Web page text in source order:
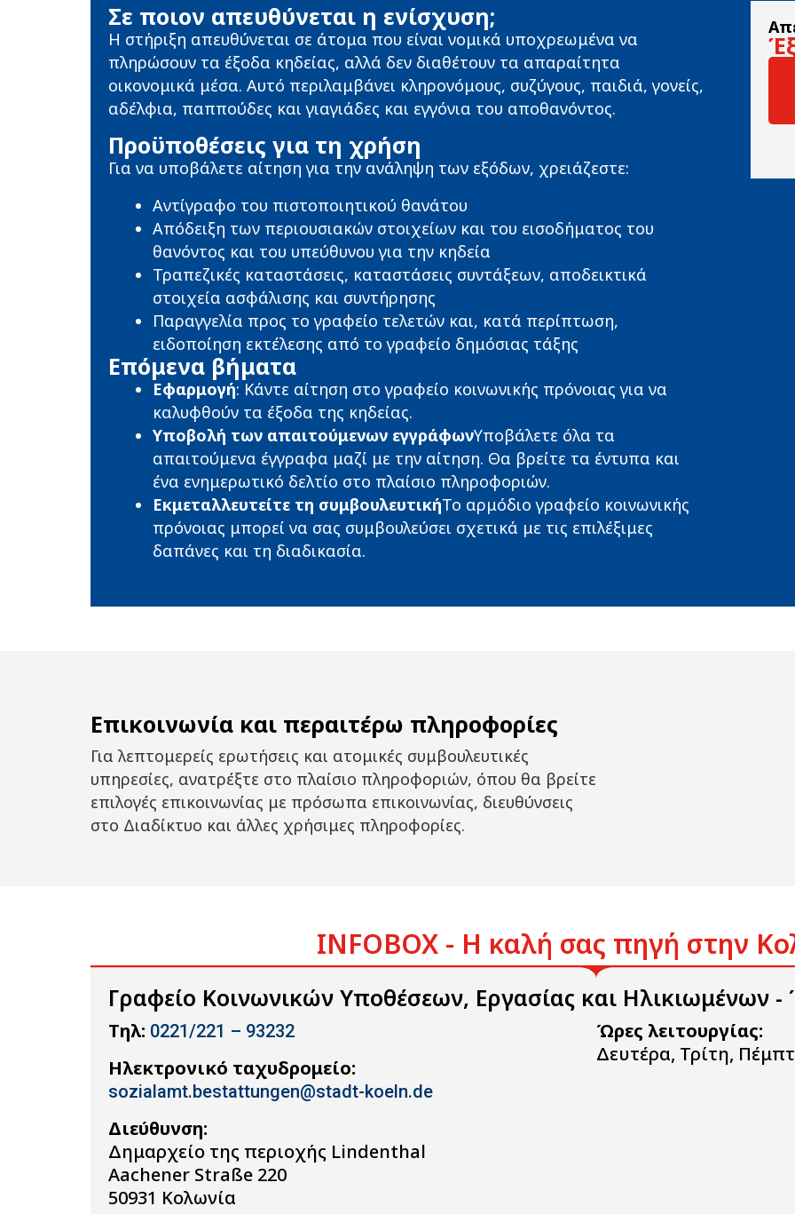
Σε ποιον απευθύνεται η ενίσχυση;
Η στήριξη απευθύνεται σε άτομα που είναι νομικά υποχρεωμένα να
πληρώσουν τα έξοδα κηδείας, αλλά δεν διαθέτουν τα απαραίτητα
οικονομικά μέσα. Αυτό περιλαμβάνει κληρονόμους, συζύγους, παιδιά, γονείς,
αδέλφια, παππούδες και γιαγιάδες και εγγόνια του αποθανόντος.
Προϋποθέσεις για τη χρήση
Για να υποβάλετε αίτηση για την ανάληψη των εξόδων, χρειάζεστε:
Αντίγραφο του πιστοποιητικού θανάτου
Απόδειξη των περιουσιακών στοιχείων και του εισοδήματος του
θανόντος και του υπεύθυνου για την κηδεία
Τραπεζικές καταστάσεις, καταστάσεις συντάξεων, αποδεικτικά
στοιχεία ασφάλισης και συντήρησης
Παραγγελία προς το γραφείο τελετών και, κατά περίπτωση,
ειδοποίηση εκτέλεσης από το γραφείο δημόσιας τάξης
Επόμενα βήματα
Εφαρμογή: Κάντε αίτηση στο γραφείο κοινωνικής πρόνοιας για να
καλυφθούν τα έξοδα της κηδείας.
Υποβολή των απαιτούμενων εγγράφωνΥποβάλετε όλα τα
απαιτούμενα έγγραφα μαζί με την αίτηση. Θα βρείτε τα έντυπα και
ένα ενημερωτικό δελτίο στο πλαίσιο πληροφοριών.
Εκμεταλλευτείτε τη συμβουλευτικήΤο αρμόδιο γραφείο κοινωνικής
πρόνοιας μπορεί να σας συμβουλεύσει σχετικά με τις επιλέξιμες
δαπάνες και τη διαδικασία.
Επικοινωνία και περαιτέρω πληροφορίες
Για λεπτομερείς ερωτήσεις και ατομικές συμβουλευτικές
υπηρεσίες, ανατρέξτε στο πλαίσιο πληροφοριών, όπου θα βρείτε
επιλογές επικοινωνίας με πρόσωπα επικοινωνίας, διευθύνσεις
στο Διαδίκτυο και άλλες χρήσιμες πληροφορίες.
INFOBOX - Η καλή σας πηγή στην
Γραφείο Κοινωνικών Υποθέσεων, Εργασίας και Ηλικιωμένων -
Τηλ: 0221/221 – 93232
Ηλεκτρονικό ταχυδρομείο:
sozialamt.bestattungen@stadt-koeln.de
Διεύθυνση:
Δημαρχείο της περιοχής Lindenthal
Aachener Straße 220
50931 Κολωνία
Ώρες λειτουργίας:
Δευτέρα, Τρίτη,